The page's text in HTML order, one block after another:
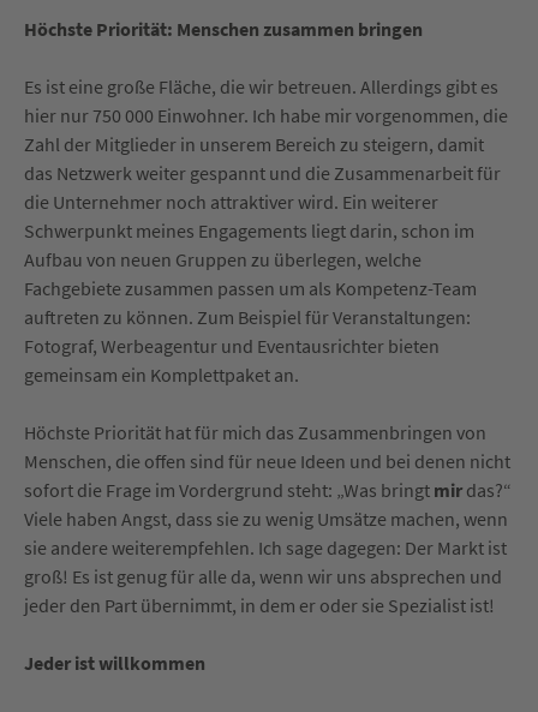
Höchste Priorität: Menschen zusammen bringen
Es ist eine große Fläche, die wir betreuen. Allerdings gibt es
hier nur 750 000 Einwohner. Ich habe mir vorgenommen, die
Zahl der Mitglieder in unserem Bereich zu steigern, damit
das Netzwerk weiter gespannt und die Zusammenarbeit für
die Unternehmer noch attraktiver wird. Ein weiterer
Schwerpunkt meines Engagements liegt darin, schon im
Aufbau von neuen Gruppen zu überlegen, welche
Fachgebiete zusammen passen um als Kompetenz-Team
auftreten zu können. Zum Beispiel für Veranstaltungen:
Fotograf, Werbeagentur und Eventausrichter bieten
gemeinsam ein Komplettpaket an.
Höchste Priorität hat für mich das Zusammenbringen von
Menschen, die offen sind für neue Ideen und bei denen nicht
sofort die Frage im Vordergrund steht: „Was bringt mir das?“
Viele haben Angst, dass sie zu wenig Umsätze machen, wenn
sie andere weiterempfehlen. Ich sage dagegen: Der Markt ist
groß! Es ist genug für alle da, wenn wir uns absprechen und
jeder den Part übernimmt, in dem er oder sie Spezialist ist!
Jeder ist willkommen